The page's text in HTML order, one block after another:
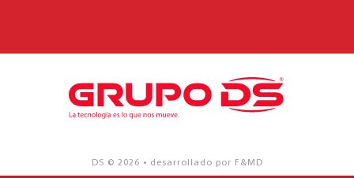
DS © 2026 • desarrollado por F&MD